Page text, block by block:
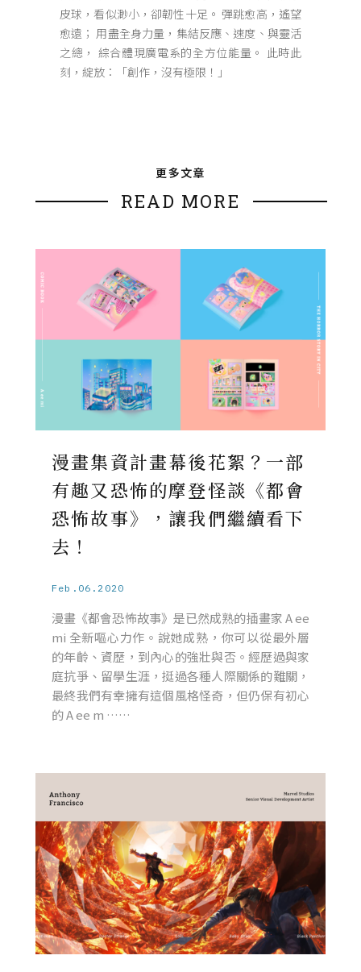
皮球，看似渺小，卻韌性十足。 彈跳愈高，遙望
愈遠； 用盡全身力量，集結反應、速度、與靈活
之總， 綜合體現廣電系的全方位能量。 此時此
刻，綻放：「創作，沒有極限！」
更多文章
READ MORE
漫畫集資計畫幕後花絮？一部
有趣又恐怖的摩登怪談《都會
恐怖故事》，讓我們繼續看下
去！
Feb.06.2020
漫畫《都會恐怖故事》是已然成熟的插畫家 A ee
mi 全新嘔心力作。說她成熟，你可以從最外層
的年齡、資歷，到內心的強壯與否。經歷過與家
庭抗爭、留學生涯，挺過各種人際關係的難關，
最終我們有幸擁有這個風格怪奇，但仍保有初心
的 A ee m ……